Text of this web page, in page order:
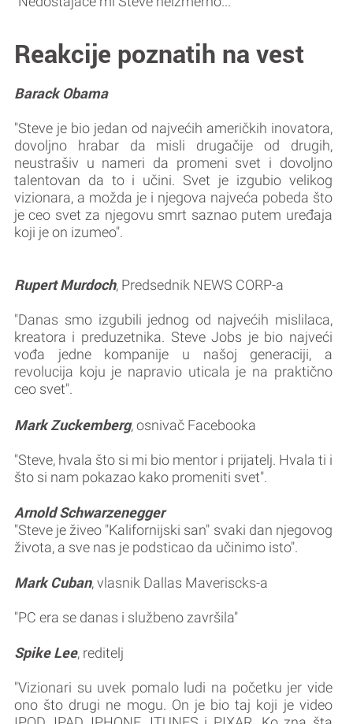
Reakcije poznatih na vest
Barack Obama
"Steve je bio jedan od najvećih američkih inovatora,
dovoljno hrabar da misli drugačije od drugih,
neustrašiv u nameri da promeni svet i dovoljno
talentovan da to i učini. Svet je izgubio velikog
vizionara, a možda je i njegova najveća pobeda što
je ceo svet za njegovu smrt saznao putem uređaja
koji je on izumeo".
Rupert Murdoch, Predsednik NEWS CORP-a
"Danas smo izgubili jednog od najvećih mislilaca,
kreatora i preduzetnika. Steve Jobs je bio najveći
vođa jedne kompanije u našoj generaciji, a
revolucija koju je napravio uticala je na praktično
ceo svet".
Mark Zuckemberg, osnivač Facebooka
"Steve, hvala što si mi bio mentor i prijatelj. Hvala ti i
što si nam pokazao kako promeniti svet".
Arnold Schwarzenegger
"Steve je živeo "Kalifornijski san" svaki dan njegovog
života, a sve nas je podsticao da učinimo isto".
Mark Cuban, vlasnik Dallas Maveriscks-a
"PC era se danas i službeno završila"
Spike Lee, reditelj
"Vizionari su uvek pomalo ludi na početku jer vide
ono što drugi ne mogu. On je bio taj koji je video